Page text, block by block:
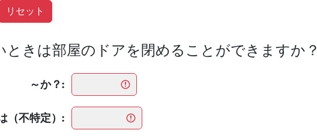
ときは部屋のドアを閉めることができますか？
～か？:
（不特定）: